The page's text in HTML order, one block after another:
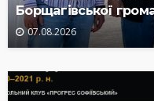
Борщагівської
07.08.2026